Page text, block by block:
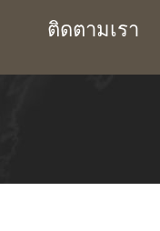
ติดตามเรา